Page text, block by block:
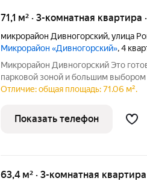
71,1 м² · 3-комнатная квартира
микрорайон Дивногорский,улица
Микрорайон «Дивногорский», 4
Микрорайон Дивногорский Это
парковой зоной и большим
Квартиры продаются под ключ или
безопасным покрытием.
Отличие: общая площадь: 71.06 м².
Показать телефон
63,4 м² · 3-комнатная